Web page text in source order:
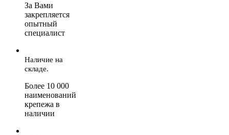
За Вами
закрепляется
опытный
специалист
Наличие на
складе.
Более 10 000
наименований
крепежа в
наличии